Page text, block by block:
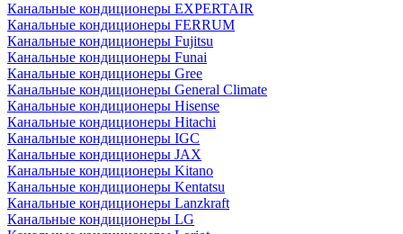
Канальные кондиционеры EXPERTAIR
Канальные кондиционеры FERRUM
Канальные кондиционеры Fujitsu
Канальные кондиционеры Funai
Канальные кондиционеры Gree
Канальные кондиционеры General Climate
Канальные кондиционеры Hisense
Канальные кондиционеры Hitachi
Канальные кондиционеры IGC
Канальные кондиционеры JAX
Канальные кондиционеры Kitano
Канальные кондиционеры Kentatsu
Канальные кондиционеры Lanzkraft
Канальные кондиционеры LG